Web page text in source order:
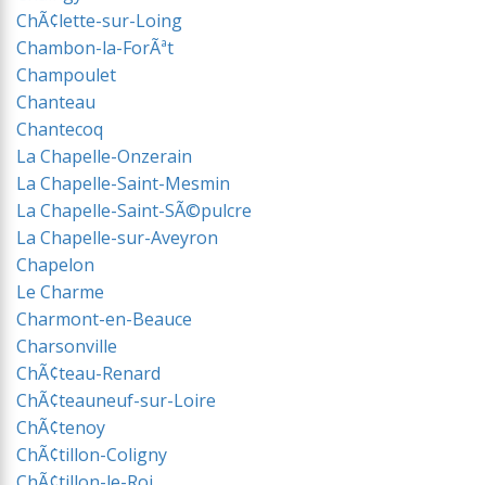
ChÃ¢lette-sur-Loing
Chambon-la-ForÃªt
Champoulet
Chanteau
Chantecoq
La Chapelle-Onzerain
La Chapelle-Saint-Mesmin
La Chapelle-Saint-SÃ©pulcre
La Chapelle-sur-Aveyron
Chapelon
Le Charme
Charmont-en-Beauce
Charsonville
ChÃ¢teau-Renard
ChÃ¢teauneuf-sur-Loire
ChÃ¢tenoy
ChÃ¢tillon-Coligny